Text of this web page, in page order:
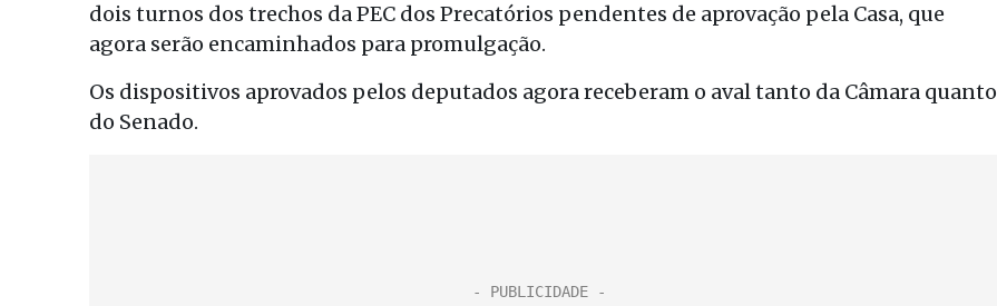
dois turnos dos trechos da PEC dos Precatórios pendentes de aprovação pela Casa, que
agora serão encaminhados para promulgação.
Os dispositivos aprovados pelos deputados agora receberam o aval tanto da Câmara quanto
do Senado.